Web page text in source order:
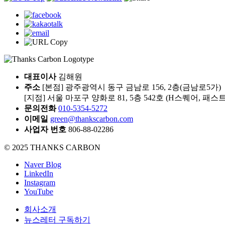
대표이사김해원
주소 [본점] 광주광역시 동구 금남로 156, 2층(금남로5가)
[지점] 서울 마포구 양화로 81, 5층 542호 (H스퀘어, 패스
문의전화 010-5354-5272
이메일 green@thankscarbon.com
사업자 번호 806-88-02286
© 2025 THANKS CARBON
Naver Blog
LinkedIn
Instagram
YouTube
회사소개
뉴스레터 구독하기